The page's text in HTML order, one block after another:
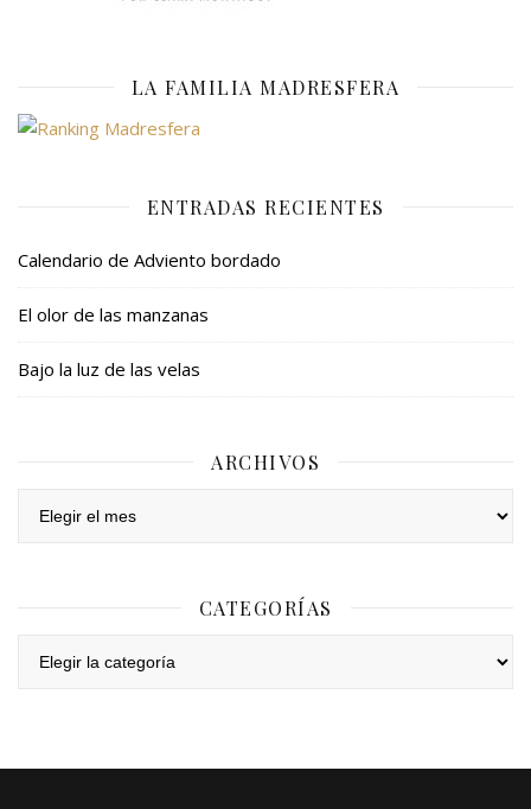
LA FAMILIA MADRESFERA
ENTRADAS RECIENTES
Calendario de Adviento bordado
El olor de las manzanas
Bajo la luz de las velas
ARCHIVOS
CATEGORÍAS